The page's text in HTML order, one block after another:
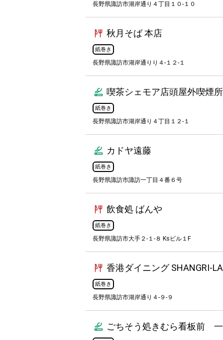
長野県諏訪市湖岸通り４丁目１０-１０
秋月そば 本店
紙巻き
長野県諏訪市湖岸通りり４-１２-１
喫茶シェモア店頭屋外喫煙所
紙巻き
長野県諏訪市湖岸通り４丁目１２-１
カドヤ遠藤
紙巻き
長野県諏訪市諏訪一丁目４番６号
飲食処 ばんや
紙巻き
長野県諏訪市大手２-１-８ Ksビル１F
香港ダイニング SHANGRI-LA
紙巻き
長野県諏訪市湖岸通り４-９-９
ごちそう処きむら看板前